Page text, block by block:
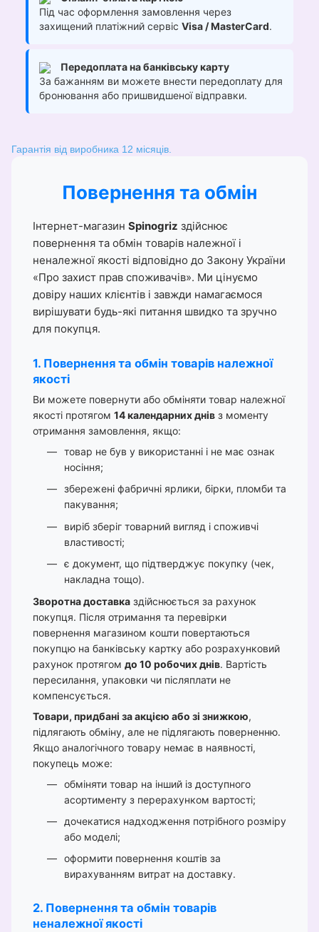
Під час оформлення замовлення через
захищений платіжний сервіс Visa / MasterCard.
Передоплата на банківську карту
За бажанням ви можете внести передоплату для
бронювання або пришвидшеної відправки.
Гарантія від виробника 12 місяців.
Повернення та обмін
Інтернет-магазин Spinogriz здійснює
повернення та обмін товарів належної і
неналежної якості відповідно до Закону України
«Про захист прав споживачів». Ми цінуємо
довіру наших клієнтів і завжди намагаємося
вирішувати будь-які питання швидко та зручно
для покупця.
1. Повернення та обмін товарів належної
якості
Ви можете повернути або обміняти товар належної
якості протягом 14 календарних днів з моменту
отримання замовлення, якщо:
товар не був у використанні і не має ознак
носіння;
збережені фабричні ярлики, бірки, пломби та
пакування;
виріб зберіг товарний вигляд і споживчі
властивості;
є документ, що підтверджує покупку (чек,
накладна тощо).
Зворотна доставка здійснюється за рахунок
покупця. Після отримання та перевірки
повернення магазином кошти повертаються
покупцю на банківську картку або розрахунковий
рахунок протягом до 10 робочих днів. Вартість
пересилання, упаковки чи післяплати не
компенсується.
Товари, придбані за акцією або зі знижкою,
підлягають обміну, але не підлягають поверненню.
Якщо аналогічного товару немає в наявності,
покупець може:
обміняти товар на інший із доступного
асортименту з перерахунком вартості;
дочекатися надходження потрібного розміру
або моделі;
оформити повернення коштів за
вирахуванням витрат на доставку.
2. Повернення та обмін товарів
неналежної якості